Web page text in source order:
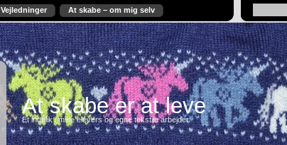
Vejledninger At skabe – om mig selv
At skabe er at leve
Et indblik i mine elevers og egne tekstile arbejder.